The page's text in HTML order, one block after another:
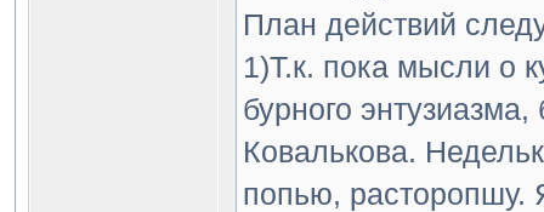
План действий
1)Т.к. пока мысли о
бурного
Ковалькова.
попью, расторопшу.